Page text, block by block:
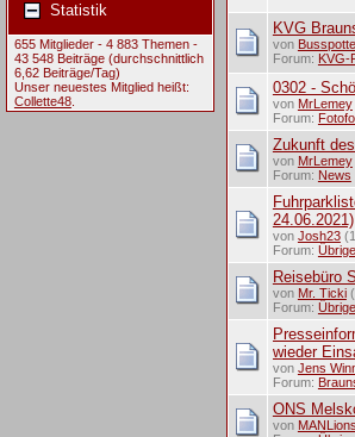
Statistik
655 Mitglieder - 4 883 Themen -
43 548 Beiträge (durchschnittlich
6,62 Beiträge/Tag)
Unser neuestes Mitglied heißt:
Collette48.
KVG
von
Forum: KVG-
0302 -
von MrLemey
Forum:
Zukunft
von MrLemey
Forum: News
24.06.2021)
von Josh23
Forum:
Reisebüro
von Mr. Ticki
Forum:
wieder
von Jens
Forum:
ONS
von